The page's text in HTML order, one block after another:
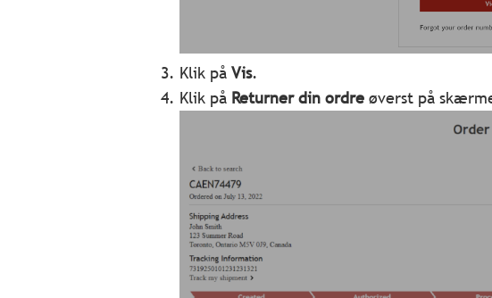
Klik på Vis.
Klik på Returner din ordre øverst på